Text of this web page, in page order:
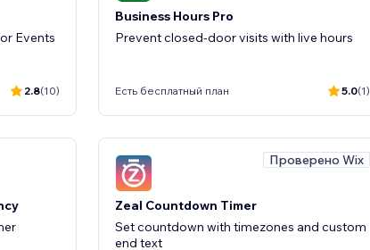
Events
2.8(10)
Business Hours Pro
Prevent closed-door visits with live hours
Есть бесплатный план 5.0(1)
Проверено Wix
Zeal Countdown Timer
Set countdown with timezones and custom
end text